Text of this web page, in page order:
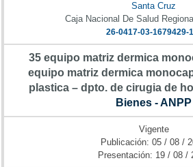
Santa Cruz
Caja Nacional De Salud
26-0417-03-1679429-
35 equipo matriz dermica
equipo matriz dermica
plastica – dpto. de cirugia de
Bienes - ANPP
Vigente
Publicación: 05 / 08 /
Presentación: 19 / 08 /